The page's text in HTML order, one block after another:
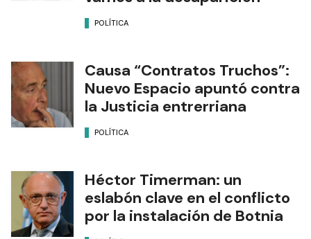
POLÍTICA
Causa “Contratos Truchos”:
Nuevo Espacio apuntó contra
la Justicia entrerriana
POLÍTICA
Héctor Timerman: un
eslabón clave en el conflicto
por la instalación de Botnia